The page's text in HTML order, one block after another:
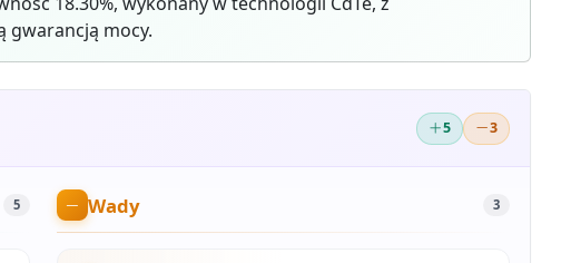
gwarancją mocy.
5 3
5 Wady 3